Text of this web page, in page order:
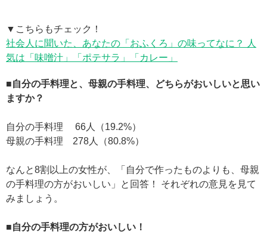
▼こちらもチェック！
社会人に聞いた、あなたの「おふくろ」の味ってなに？ 人
気は「味噌汁」「ポテサラ」「カレー」
■自分の手料理と、母親の手料理、どちらがおいしいと思い
ますか？
自分の手料理 66人（19.2%）
母親の手料理 278人（80.8%）
なんと8割以上の女性が、「自分で作ったものよりも、母親
の手料理の方がおいしい」と回答！ それぞれの意見を見て
みましょう。
■自分の手料理の方がおいしい！